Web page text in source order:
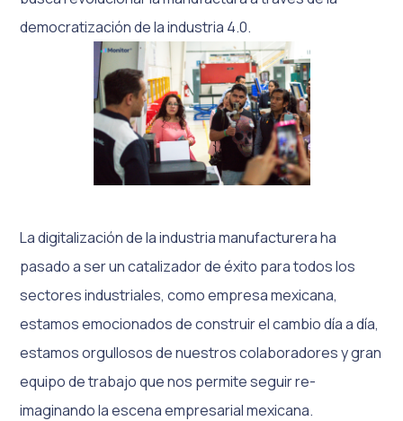
democratización de la industria 4.0.
La digitalización de la industria manufacturera ha
pasado a ser un catalizador de éxito para todos los
sectores industriales, como empresa mexicana,
estamos emocionados de construir el cambio día a día,
estamos orgullosos de nuestros colaboradores y gran
equipo de trabajo que nos permite seguir re-
imaginando la escena empresarial mexicana.